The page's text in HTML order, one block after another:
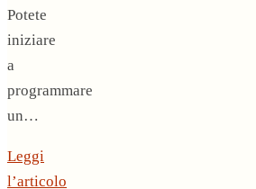
Potete
iniziare
a
programmare
un…
Leggi
l’articolo